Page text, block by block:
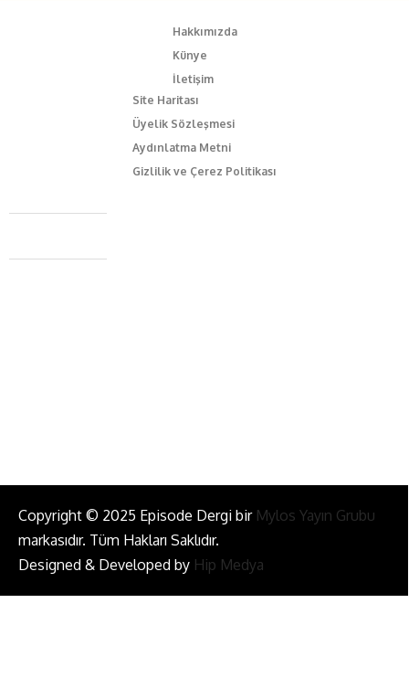
Hakkımızda
Künye
İletişim
Site Haritası
Üyelik Sözleşmesi
Aydınlatma Metni
Gizlilik ve Çerez Politikası
Caferağa Mah. Dr. Şakir Paşa Sok. No3/A Kadıköy İstanbul
+90 543 345 46 00
Copyright © 2025 Episode Dergi bir Mylos Yayın Grubu
markasıdır. Tüm Hakları Saklıdır.
Designed & Developed by Hip Medya